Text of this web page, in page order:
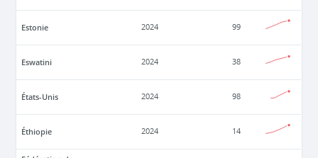
Estonie 2024 99
Eswatini 2024 38
États-Unis 2024 98
Éthiopie 2024 14